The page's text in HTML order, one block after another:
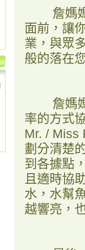
詹媽媽
面前，讓
業，與眾
般的落在
詹媽媽
率的方式
Mr. / Miss
劃分清楚
到各據點
且適時協
水，水幫
越響亮，